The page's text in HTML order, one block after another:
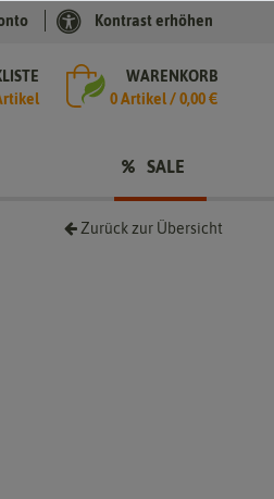
Kontrast erhöhen
WARENKORB
0Artikel /0,00 €
SALE
Zurück zur Übersicht